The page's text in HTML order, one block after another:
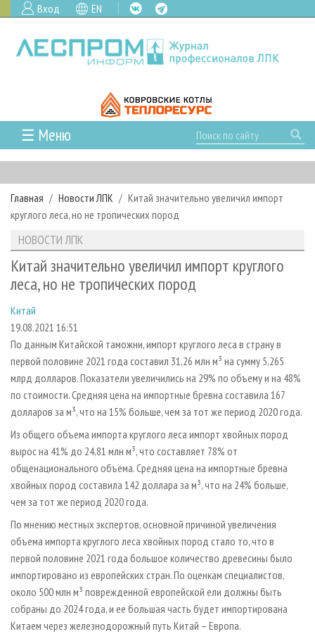
Вход EN
☰ Меню
ГЛАВНАЯ
РУБРИКИ И ТЕМЫ
РУБРИКИ ЖУРНАЛА
ЛЕСОЗАГОТОВКА
ЛЕСОПИЛЕНИЕ
СУШКА ДРЕВЕСИНЫ
ПРОИЗВОДСТВО ДРЕВЕСНЫХ ПЛИТ
ДЕРЕВЯННОЕ ДОМОСТРОЕНИЕ
ПРОИЗВОДСТВО МЕБЕЛИ
БИОЭНЕРГЕТИКА
ЦБП
ИНСТРУМЕНТ И МАТЕРИАЛЫ
НОВОСТИ
НОВОСТИ ЛПК
НОВОСТИ ЖУРНАЛА
ПРОЕКТЫ ЛПИ
АНАЛИТИКА
ПРЕДПРИЯТИЯ ЛПК
ПЕРСОНЫ
МОБИЛЬНЫЕ ВЫСТАВКИ
ОФИЦИАЛЬНЫЕ ДЕЛЕГАЦИИ
ПРИОРИТЕТНЫЕ ИНВЕСТПРОЕКТЫ
RUSSIAN FORESTRY REVIEW
ГАЗЕТА ЛЕСПРОМФОРУМ
БИБЛИОТЕКА СПЕЦИАЛИСТА
АРХИВ
АРХИВ ЖУРНАЛОВ
О ЖУРНАЛЕ
ПОДПИСКА
КОНТАКТЫ
РЕКЛАМОДАТЕЛЯМ
РЕКЛАМА
РЕКЛАМА НА САЙТЕ
Главная Новости ЛПК
Китай значительно увеличил импорт
круглого леса, но не тропических пород
НОВОСТИ ЛПК
Китай значительно увеличил импорт круглого
леса, но не тропических пород
Китай
19.08.2021 16:51
По данным Китайской таможни, импорт круглого леса в страну в
первой половине 2021 года составил 31,26 млн м³ на сумму 5,265
млрд долларов. Показатели увеличились на 29% по объему и на 48%
по стоимости. Средняя цена на импортные бревна составила 167
долларов за м³, что на 15% больше, чем за тот же период 2020 года.
Из общего объема импорта круглого леса импорт хвойных пород
вырос на 41% до 24,81 млн м³, что составляет 78% от
общенационального объема. Средняя цена на импортные бревна
хвойных пород составила 142 доллара за м³, что на 24% больше,
чем за тот же период 2020 года.
По мнению местных экспертов, основной причиной увеличения
объема импорта круглого леса хвойных пород стало то, что в
первой половине 2021 года большое количество древесины было
импортировано из европейских стран. По оценкам специалистов,
около 500 млн м³ поврежденной европейской ели должны быть
собраны до 2024 года, и ее большая часть будет импортирована
Китаем через железнодорожный путь Китай – Европа.